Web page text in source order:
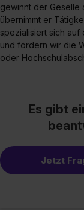
gewinnt der Geselle
übernimmt er
spezialisiert sich
und fördern wir die
oder
Es gibt
Jetzt